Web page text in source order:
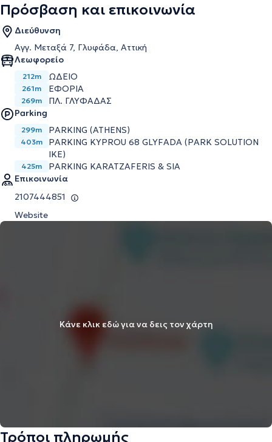
Πρόσβαση και επικοινωνία
Διεύθυνση
Αγγ. Μεταξά 7, Γλυφάδα, Αττική
Λεωφορείο
212m ΩΔΕΙΟ
261m ΕΦΟΡΙΑ
269m
ΠΛ. ΓΛΥΦΑΔΑΣ
Parking
299m PARKING (ATHENS)
403m
PARKING KYPROU 68 GLYFADA (PARK SOLUTION
IKE)
425m
PARKING KARATZAFERIS & SIA
Επικοινωνία
2107444851
Website
Κάνε κλικ εδώ για να δεις τον χάρτη
Τρόποι πληρωμής